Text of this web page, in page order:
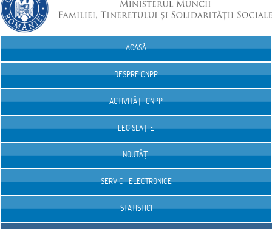
ACASĂ
DESPRE CNPP
ACTIVITĂȚI CNPP
LEGISLAȚIE
NOUTĂȚI
SERVICII ELECTRONICE
STATISTICI